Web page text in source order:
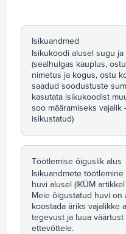
Isikuandmed
Isikukoodi alusel sugu
(sealhulgas kauplus,
nimetus ja kogus, ostu
saadud soodustuste
kasutata isikukoodist
soo määramiseks
isikustatud)
Töötlemise õiguslik alus
Isikuandmete
huvi alusel (IKÜM
Meie õigustatud huvi on
koostada äriks vajalikke
tegevust ja luua
ettevõttele.